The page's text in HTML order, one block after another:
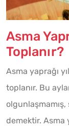
Asma
Toplanır?
Asma yaprağı
toplanır. Bu
olgunlaşmamış,
demektir. Asma